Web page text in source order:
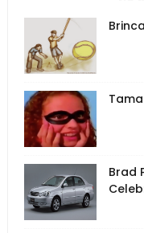
Brad